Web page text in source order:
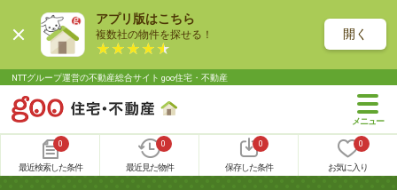
アプリ版はこちら
複数社の物件を探せる！ 開く
NTTグループ運営の不動産総合サイト goo住宅・不動産
0
最近検索した条件
0
最近見た物件
0
保存した条件
0
お気に入り